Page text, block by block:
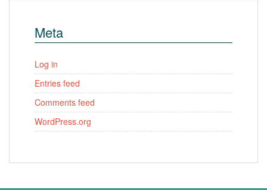
Meta
Log in
Entries feed
Comments feed
WordPress.org